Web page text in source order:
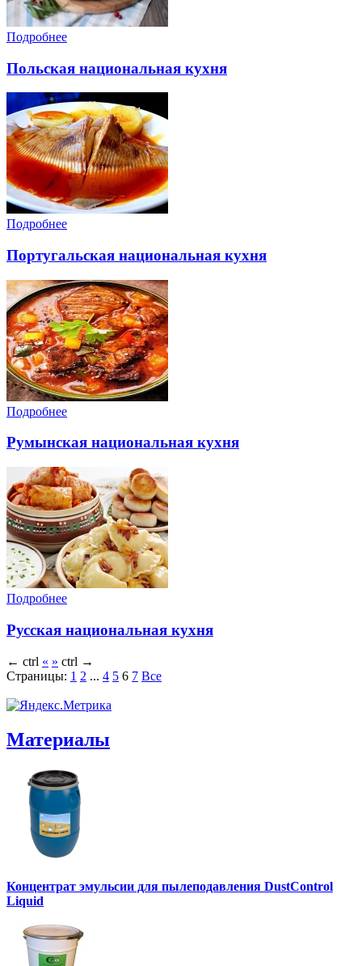
Подробнее
Польская национальная кухня
Подробнее
Португальская национальная кухня
Подробнее
Румынская национальная кухня
Подробнее
Русская национальная кухня
← ctrl « » ctrl →
Страницы: 1 2 ... 4 5 6 7 Все
Материалы
Концентрат эмульсии для пылеподавления DustControl
Liquid